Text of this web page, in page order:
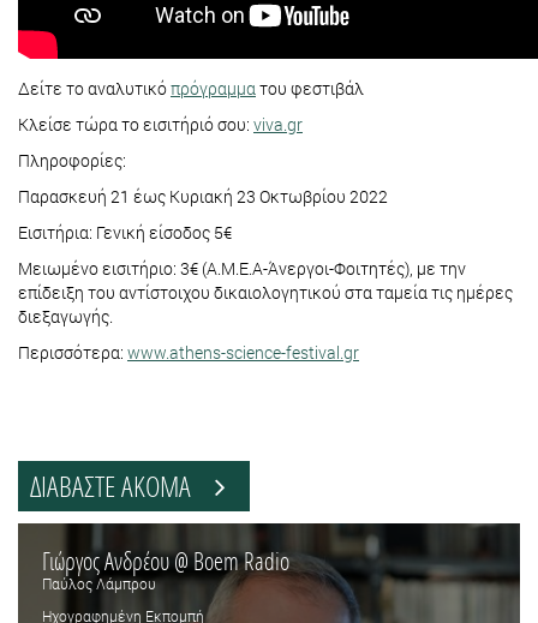
Δείτε το αναλυτικόπρόγραμματου φεστιβάλ
Κλείσε τώρα το εισιτήριό σου: viva.gr
Πληροφορίες:
Παρασκευή 21 έως Κυριακή 23 Οκτωβρίου 2022
Εισιτήρια: Γενική είσοδος 5€
Μειωμένο εισιτήριο: 3€ (Α.Μ.Ε.Α-Άνεργοι-Φοιτητές), με την
επίδειξη του αντίστοιχου δικαιολογητικού στα ταμεία τις ημέρες
διεξαγωγής.
Περισσότερα: www.athens-science-festival.gr
ΔΙΑΒΑΣΤΕ ΑΚΟΜΑ
Γιώργος Ανδρέου @ Boem Radio
Παύλος Λάμπρου
Ηχογραφημένη Εκπομπή